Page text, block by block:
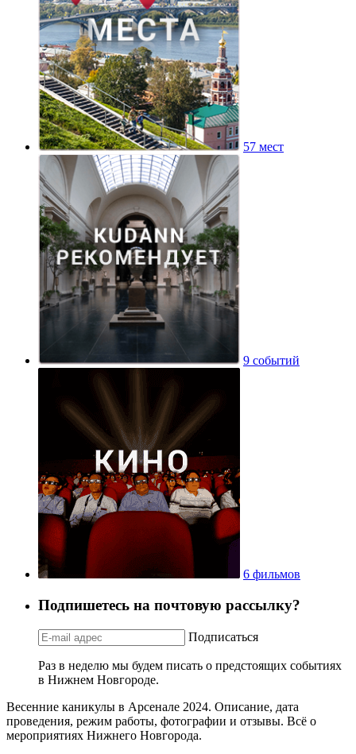
57 мест
9 событий
6 фильмов
Подпишетесь на почтовую рассылку?
Подписаться
Раз в неделю мы будем писать о предстоящих событиях
в Нижнем Новгороде.
Весенние каникулы в Арсенале 2024. Описание, дата
проведения, режим работы, фотографии и отзывы. Всё о
мероприятиях Нижнего Новгорода.